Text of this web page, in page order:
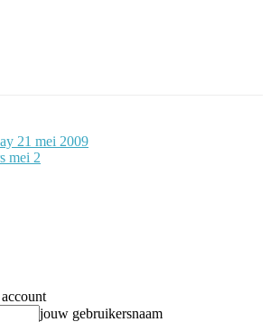
21 mei 2009
mei 2
jouw gebruikersnaam